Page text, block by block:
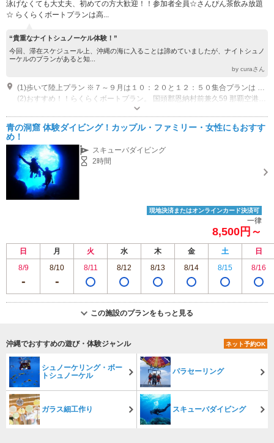
泳げなくても大丈夫、初めての方大歓迎！！参加者全員☆さんぴん茶飲み放題
☆ らくらくボートプランは高...
“貴重なナイトシュノーケル体験！”
今回、滞在スケジュール上、沖縄の海に入ることは諦めていましたが、ナイトシュノ
ーケルのプランがあると知...
by curaさん
(1)歩いて陸上プラン ※７～９月は１０：２０と１２：５０集合プランは 有料駐車場にお車を停めるのに３０～６０分以上並ぶ事になりますので ボートプランのみのご案内になります。 国頭郡恩納村真栄田469-1(真栄田岬駐車場) 那覇空港から車で約60分(高速道路使用) 石川ICから車で約15分。
青の洞窟 体験ダイビング！カップル・ファミリー・女性にもおすす
め！
スキューバダイビング
2時間
現地決済またはオンラインカード決済可
一律
8,500円～
日 月 火 水 木 金 土
日
8/9
8/10 8/11 8/12 8/13 8/14 8/15 8/16
この施設のプランをもっと見る
沖縄でおすすめの遊び・体験ジャンル ネット予約OK
シュノーケリング・ボー
トシュノーケル
パラセーリング
ガラス細工作り スキューバダイビング